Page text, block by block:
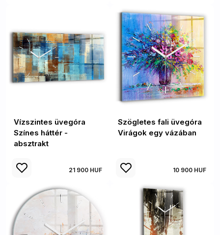
Vízszintes üvegóra
Színes háttér -
absztrakt
21 900 HUF
Szögletes fali üvegóra
Virágok egy vázában
10 900 HUF